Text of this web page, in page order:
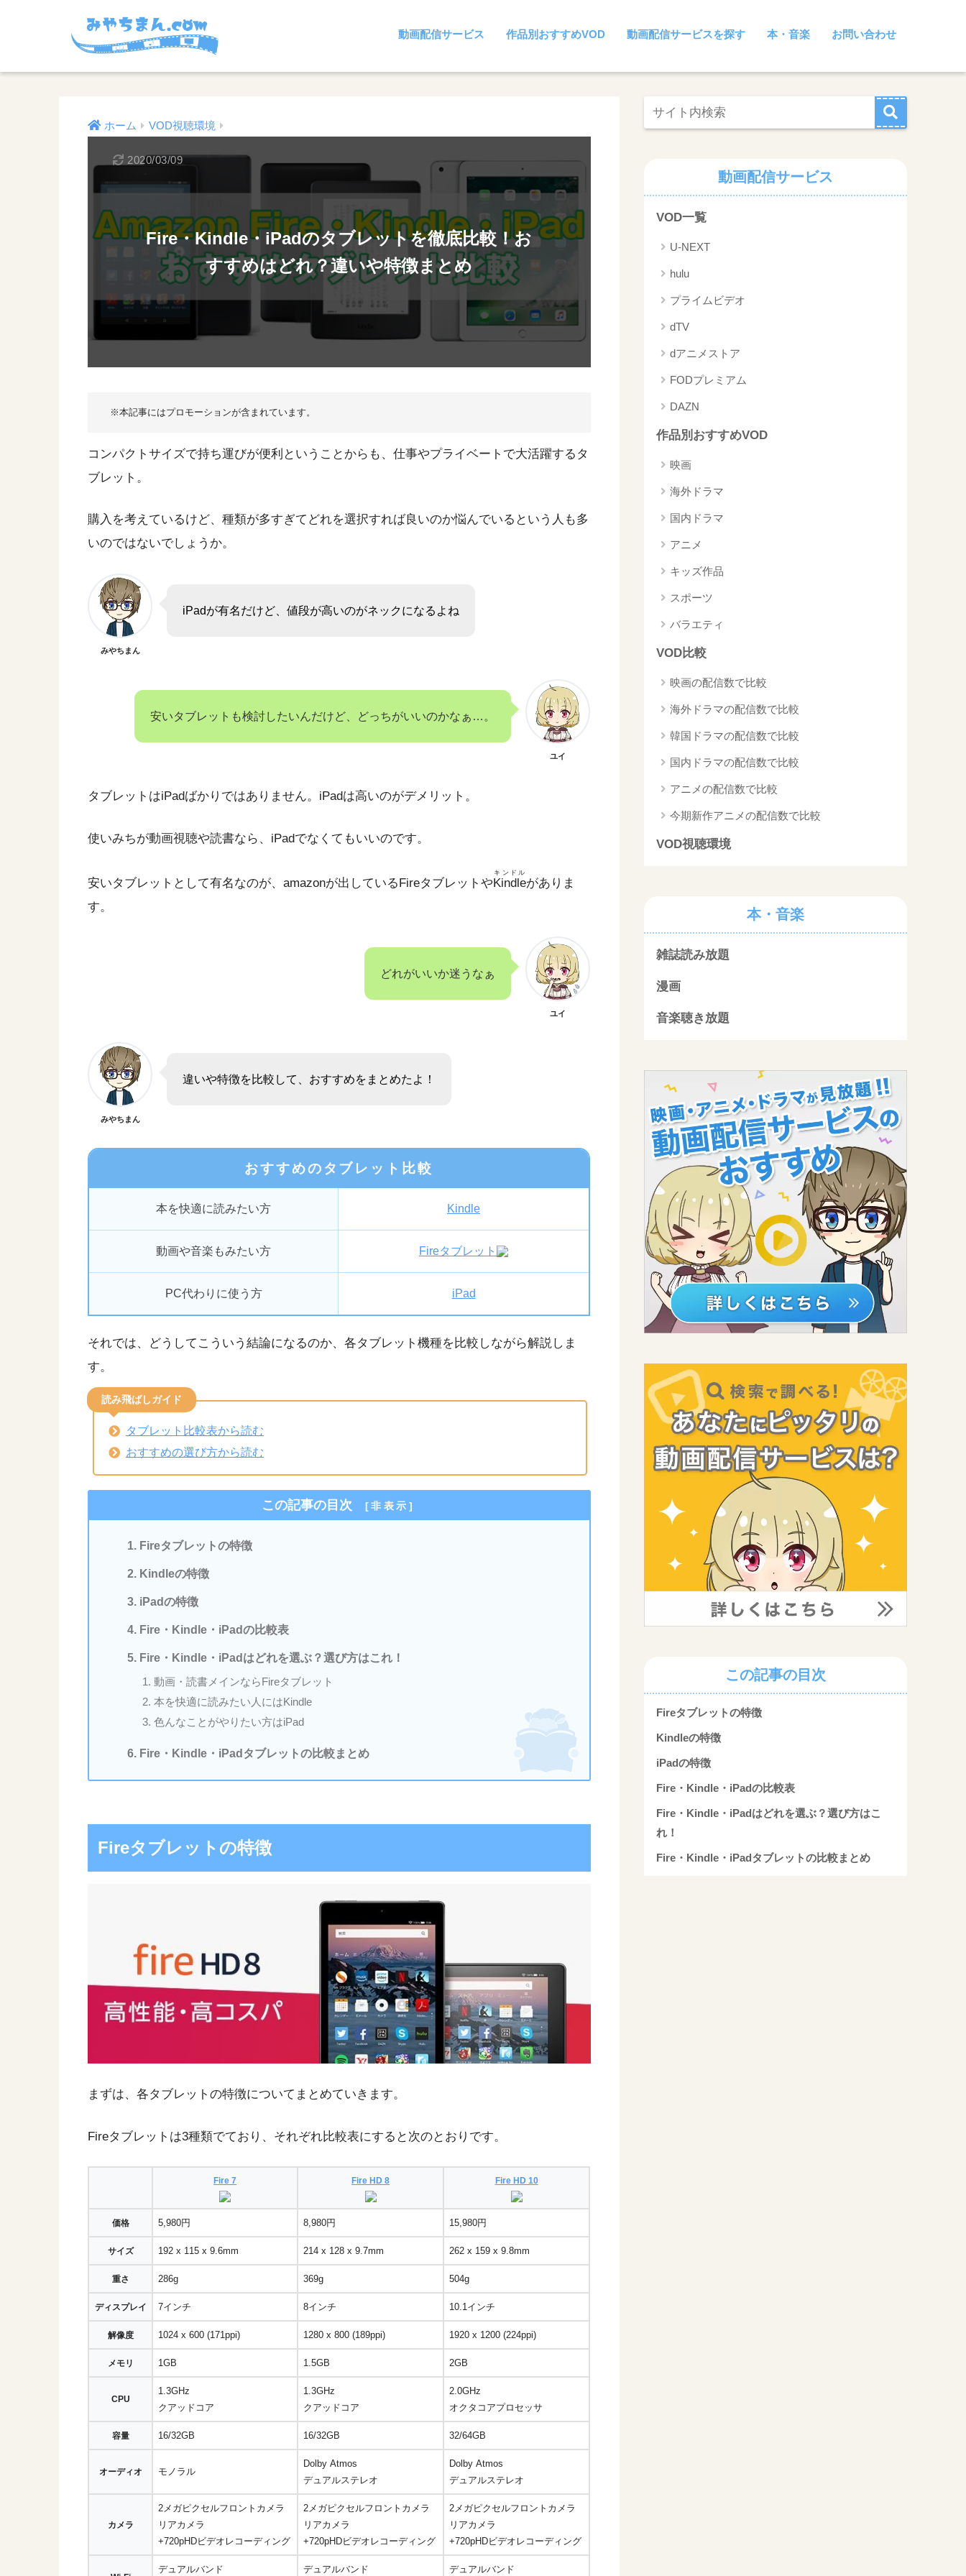
動画配信サービス 作品別おすすめVOD 動画配信サービスを探す 本・音楽 お問い合わせ
ホーム VOD視聴環境
Fire・Kindle・iPadのタブレットを徹底比較！お
すすめはどれ？違いや特徴まとめ
2020/03/09
コンパクトサイズで持ち運びが便利ということからも、仕事やプライベートで大活躍するタ
ブレット。
購入を考えているけど、種類が多すぎてどれを選択すれば良いのか悩んでいるという人も多
いのではないでしょうか。
みやちまん
iPadが有名だけど、値段が高いのがネックになるよね
安いタブレットも検討したいんだけど、どっちがいいのかなぁ…。
ユイ
タブレットはiPadばかりではありません。iPadは高いのがデメリット。
使いみちが動画視聴や読書なら、iPadでなくてもいいのです。
安いタブレットとして有名なのが、amazonが出しているFireタブレットやKindle
キンドル
がありま
す。
どれがいいか迷うなぁ
ユイ
みやちまん
違いや特徴を比較して、おすすめをまとめたよ！
おすすめのタブレット比較
本を快適に読みたい方 Kindle
動画や音楽もみたい方 Fireタブレット
PC代わりに使う方 iPad
それでは、どうしてこういう結論になるのか、各タブレット機種を比較しながら解説しま
す。
読み飛ばしガイド
タブレット比較表から読む
おすすめの選び方から読む
この記事の目次 [非表示 ]
Fireタブレットの特徴
Kindleの特徴
iPadの特徴
Fire・Kindle・iPadの比較表
Fire・Kindle・iPadはどれを選ぶ？選び方はこれ！
動画・読書メインならFireタブレット
本を快適に読みたい人にはKindle
色んなことがやりたい方はiPad
Fire・Kindle・iPadタブレットの比較まとめ
Fireタブレットの特徴
まずは、各タブレットの特徴についてまとめていきます。
Fireタブレットは3種類でており、それぞれ比較表にすると次のとおりです。
Fire 7 Fire HD 8 Fire HD 10
価格 5,980円 8,980円 15,980円
サイズ 192 x 115 x 9.6mm 214 x 128 x 9.7mm 262 x 159 x 9.8mm
重さ 286g 369g 504g
ディスプレイ 7インチ 8インチ 10.1インチ
解像度 1024 x 600 (171ppi) 1280 x 800 (189ppi) 1920 x 1200 (224ppi)
メモリ 1GB 1.5GB 2GB
CPU
1.3GHz
クアッドコア
1.3GHz
クアッドコア
2.0GHz
オクタコアプロセッサ
容量 16/32GB 16/32GB 32/64GB
オーディオ モノラル
Dolby Atmos
デュアルステレオ
Dolby Atmos
デュアルステレオ
カメラ
2メガピクセルフロントカメラ
リアカメラ
+720pHDビデオレコーディング
2メガピクセルフロントカメラ
リアカメラ
+720pHDビデオレコーディング
2メガピクセルフロントカメラ
リアカメラ
+720pHDビデオレコーディング
デュアルバンド デュアルバンド デュアルバンド
動画配信サービス
VOD一覧
U-NEXT
hulu
プライムビデオ
dTV
dアニメストア
FODプレミアム
DAZN
作品別おすすめVOD
映画
海外ドラマ
国内ドラマ
アニメ
キッズ作品
スポーツ
バラエティ
VOD比較
映画の配信数で比較
海外ドラマの配信数で比較
韓国ドラマの配信数で比較
国内ドラマの配信数で比較
アニメの配信数で比較
今期新作アニメの配信数で比較
VOD視聴環境
本・音楽
雑誌読み放題
漫画
音楽聴き放題
この記事の目次
Fireタブレットの特徴
Kindleの特徴
iPadの特徴
Fire・Kindle・iPadの比較表
Fire・Kindle・iPadはどれを選ぶ？選び方はこ
れ！
Fire・Kindle・iPadタブレットの比較まとめ